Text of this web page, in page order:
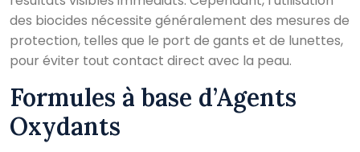
des biocides nécessite généralement des mesures de
protection, telles que le port de gants et de lunettes,
pour éviter tout contact direct avec la peau.
Formules à base d’Agents
Oxydants